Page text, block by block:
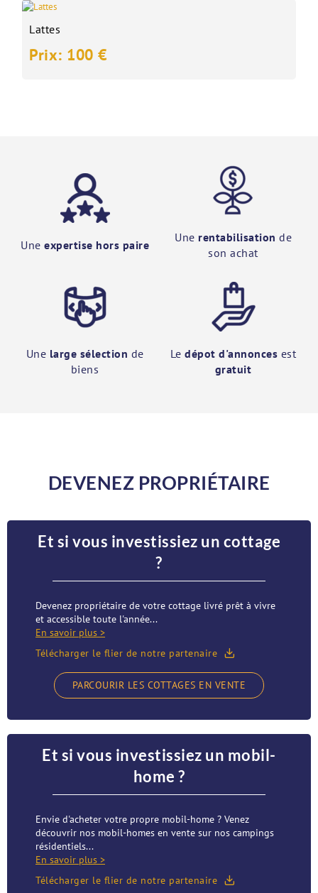
Lattes
Prix: 100 €
Une expertise hors paire
Une rentabilisation de
son achat
Une large sélection de
biens
Ledépot d'annonces est
gratuit
DEVENEZ PROPRIÉTAIRE
Et si vous investissiez un cottage
?
Devenez propriétaire de votre cottage livré prêt à vivre
et accessible toute l'année...
En savoir plus >
Télécharger le flier de notre partenaire
PARCOURIR LES COTTAGES EN VENTE
Et si vous investissiez un mobil-
home ?
Envie d'acheter votre propre mobil-home ? Venez
découvrir nos mobil-homes en vente sur nos campings
résidentiels...
En savoir plus >
Télécharger le flier de notre partenaire